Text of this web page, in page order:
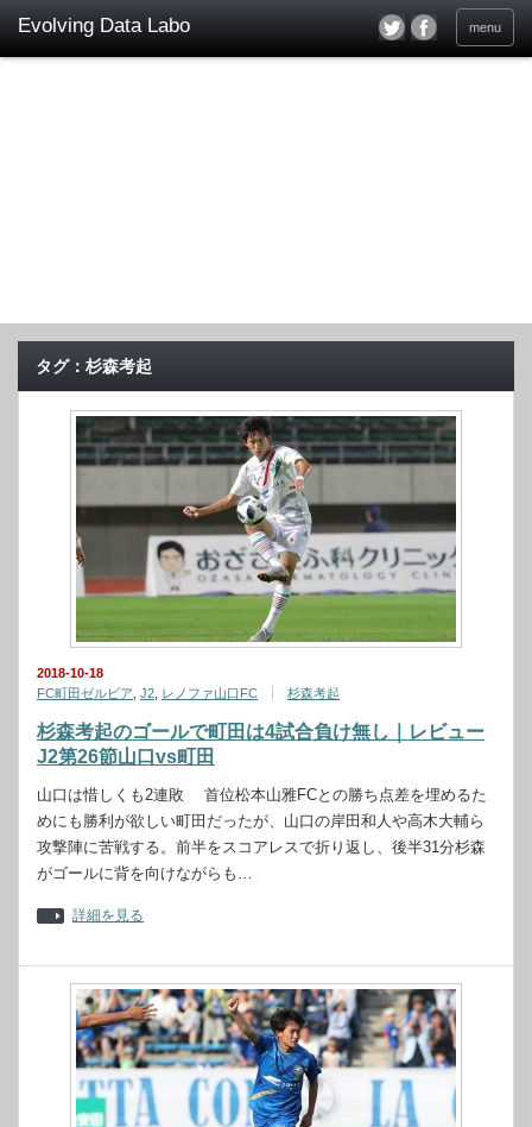
menu
タグ：杉森考起
2018-10-18
FC町田ゼルビア J2 レノファ山口FC 杉森考起
杉森考起のゴールで町田は4試合負け無し｜レビュー
J2第26節山口vs町田
山口は惜しくも2連敗 首位松本山雅FCとの勝ち点差を埋めるた
めにも勝利が欲しい町田だったが、山口の岸田和人や高木大輔ら
攻撃陣に苦戦する。前半をスコアレスで折り返し、後半31分杉森
がゴールに背を向けながらも…
詳細を見る